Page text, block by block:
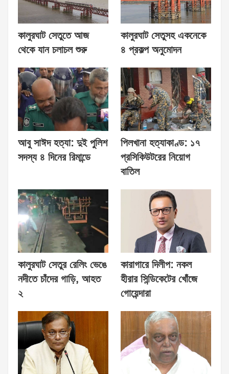
কালুরঘাট সেতুতে আজ
থেকে যান চলাচল শুরু
কালুরঘাট সেতুসহ একনেকে
৪ প্রকল্প অনুমোদন
আবু সাঈদ হত্যা: দুই পুলিশ
সদস্য ৪ দিনের রিমান্ডে
পিলখানা হত্যাকাণ্ড: ১৭
প্রসিকিউটরের নিয়োগ
বাতিল
কালুরঘাট সেতুর রেলিং ভেঙে
নদীতে চাঁদের গাড়ি, আহত
২
কারাগারে দিলীপ: নকল
হীরার সিন্ডিকেটের খোঁজে
গোয়েন্দারা